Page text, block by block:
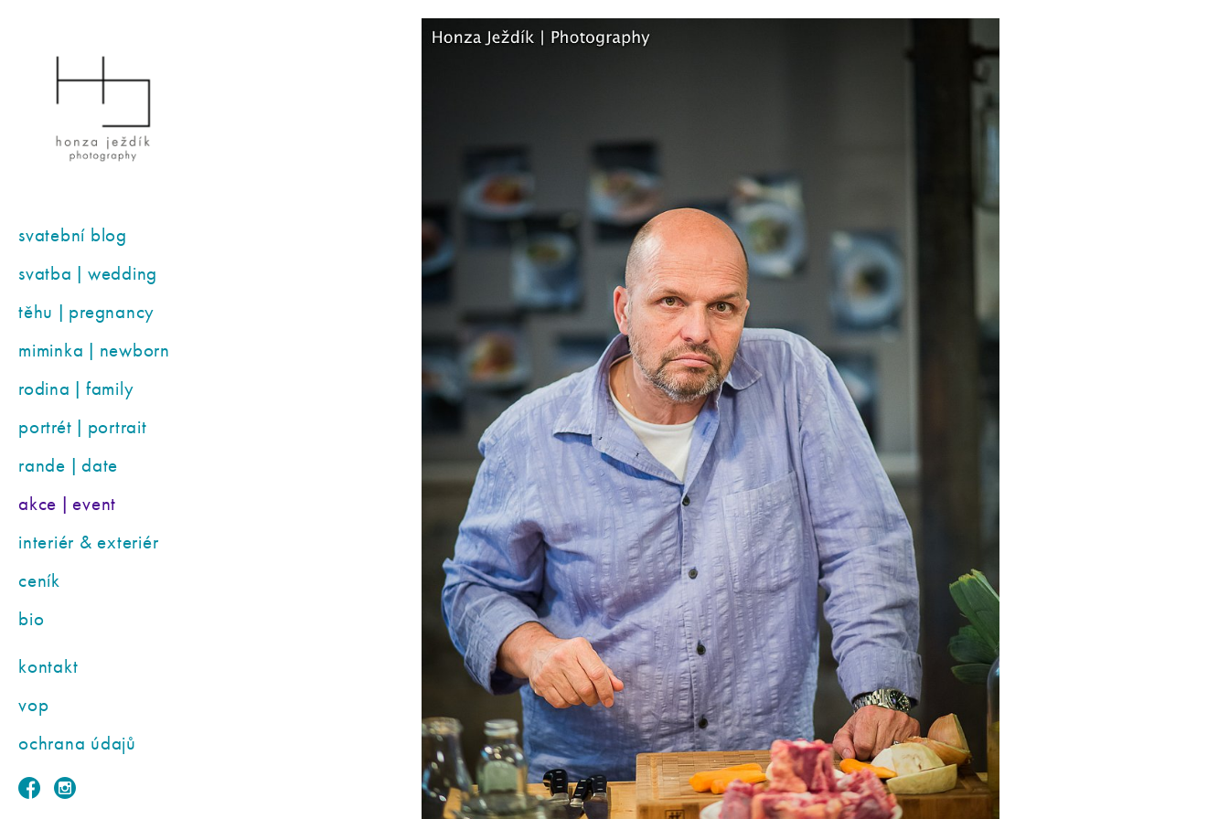
svatební blog
svatba | wedding
těhu | pregnancy
miminka | newborn
rodina | family
portrét | portrait
rande | date
akce | event
interiér & exteriér
ceník
bio
kontakt
vop
ochrana údajů